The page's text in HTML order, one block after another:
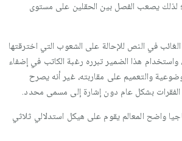
؛ لذلك يصعب الفصل بين الحقلين على مستوى
في النص للإحالة على الشعوب التي اخترقتها
واستخدام هذا الضمير تبرره رغبة الكاتب في إضفاء
والتعميم على مقاربته، غير أنه يصرح
الفقرات بشكل عام دون إشارة إلى مسمى محدد.
واضح المعالم يقوم على هيكل استدلالي ثلاثي